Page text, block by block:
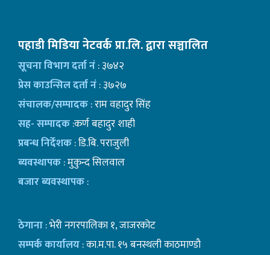
पहाडी मिडिया नेटवर्क प्रा.लि. द्वारा सञ्चालित
सूचना विभाग दर्ता नं: ३७४२
प्रेस काउन्सिल दर्ता नं: ३७२७
संचालक/सम्पादक: राम वहादुर सिंह
सह- सम्पादक:कर्ण बहादुर शाही
प्रबन्ध निर्देशक: डि.बि. पराजुली
ब्यवस्थापक: मुकुन्द सिलवाल
बजार ब्यवस्थापक:
ठेगाना: भेरी नगरपालिका १, जाजरकोट
सम्पर्क कार्यालय: का.म.पा. १५ बनस्थली काठमाण्डाै